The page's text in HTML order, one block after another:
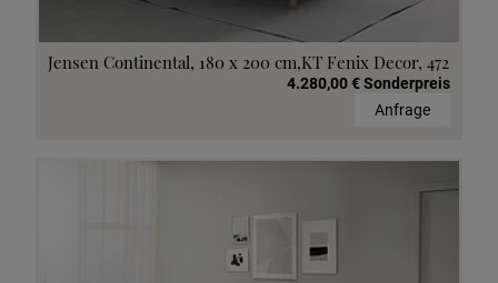
Jensen Continental, 180 x 200 cm,KT Fenix Decor, 472
4.280,00 € Sonderpreis
Anfrage